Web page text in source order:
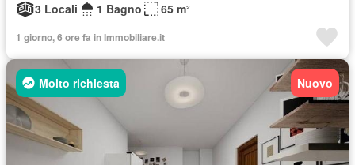
3 Locali
1 Bagno 65 m²
1 giorno, 6 ore fa in Immobiliare.it
Molto richiesta Nuovo